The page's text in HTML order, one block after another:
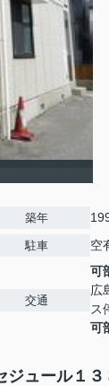
築年
駐車 空
交通
可
広
ス
可
ジュール１